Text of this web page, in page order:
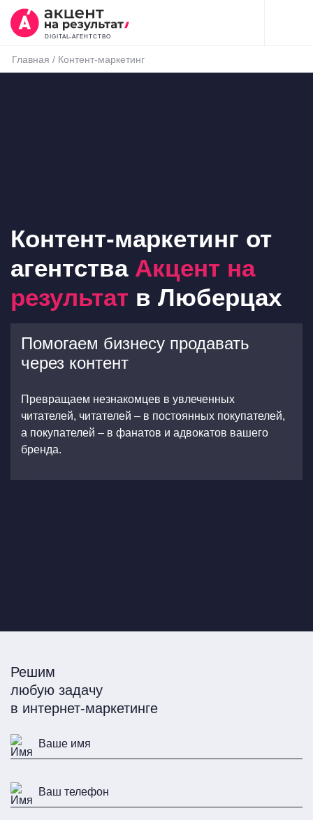
DIGITAL-АГЕНТСТВО
Главная / Контент-маркетинг
Контент-маркетинг от
агентства Акцент на
результат в Люберцах
Помогаем бизнесу продавать
через контент
Превращаем незнакомцев в увлеченных
читателей, читателей – в постоянных покупателей,
а покупателей – в фанатов и адвокатов вашего
бренда.
Решим
любую задачу
в интернет-маркетинге